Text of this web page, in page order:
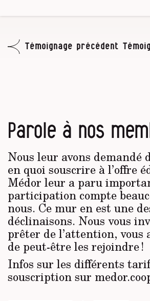
Témoignage précédent
Parole à nos
Nous leur avons demandé
en quoi souscrire à l’offre
Médor leur a paru
participation compte
nous. Ce mur en est une
déclinaisons. Nous vous
prêter de l’attention, vous
de peut-être les rejoindre !
Infos sur les différents
souscription sur